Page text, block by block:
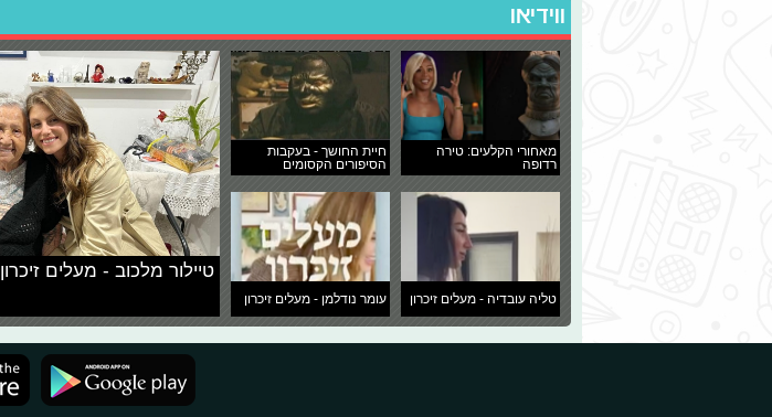
ווידיאו
מאחורי הקלעים: טירה
רדופה
חיית החושך - בעקבות
הסיפורים הקסומים
טליה עובדיה - מעלים זיכרון עומר נודלמן - מעלים זיכרון
טיילור מלכוב - מעלים זיכרון